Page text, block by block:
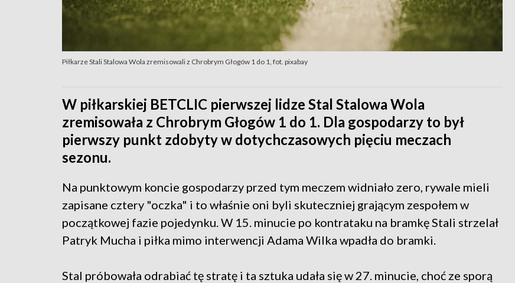
Piłkarze Stali Stalowa Wola zremisowali z Chrobrym Głogów 1 do 1, fot. pixabay
W piłkarskiej BETCLIC pierwszej lidze Stal Stalowa Wola
zremisowała z Chrobrym Głogów 1 do 1. Dla gospodarzy to był
pierwszy punkt zdobyty w dotychczasowych pięciu meczach
sezonu.
Na punktowym koncie gospodarzy przed tym meczem widniało zero, rywale mieli
zapisane cztery "oczka" i to właśnie oni byli skuteczniej grającym zespołem w
początkowej fazie pojedynku. W 15. minucie po kontrataku na bramkę Stali strzelał
Patryk Mucha i piłka mimo interwencji Adama Wilka wpadła do bramki.
Stal próbowała odrabiać tę stratę i ta sztuka udała się w 27. minucie, choć ze sporą